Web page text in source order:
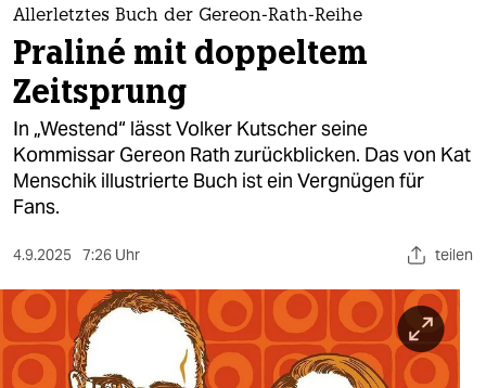
themen
politik
öko
gesellschaft
kultur
sport
berlin
nord
Allerletztes Buch der Gereon-Rath-Reihe
Praliné mit doppeltem
Zeitsprung
In „Westend“ lässt Volker Kutscher seine
Kommissar Gereon Rath zurückblicken. Das von Kat
Menschik illustrierte Buch ist ein Vergnügen für
Fans.
4.9.2025 7:26 Uhr teilen